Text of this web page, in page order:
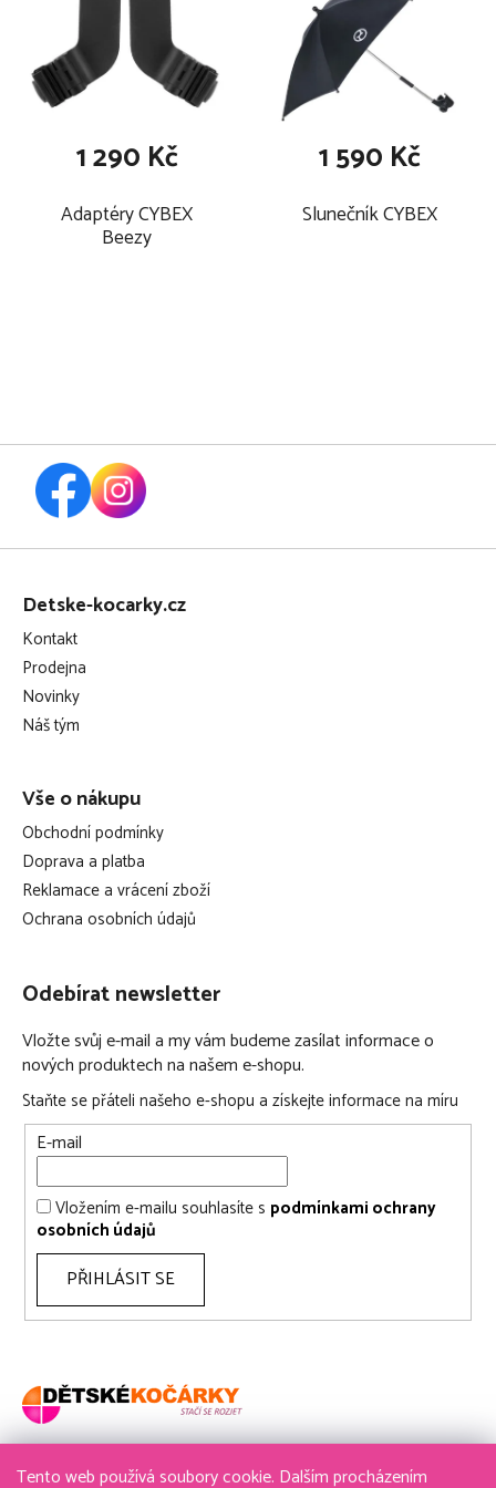
Tento web používá soubory cookie. Dalším procházením
Adaptéry CYBEX
Beezy
1 290 Kč
Slunečník CYBEX
1 590 Kč
Z
Detske-kocarky.cz
Kontakt
Prodejna
Novinky
Náš tým
Vše o nákupu
Obchodní podmínky
Doprava a platba
Reklamace a vrácení zboží
Ochrana osobních údajů
Odebírat newsletter
Vložte svůj e-mail a my vám budeme zasílat informace o
nových produktech na našem e-shopu.
Staňte se přáteli našeho e-shopu a získejte informace na míru
E-mail
Vložením e-mailu souhlasíte s podmínkami ochrany
osobních údajů
PŘIHLÁSIT SE